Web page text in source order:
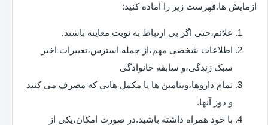
ازمایش ها.فهرست زیر را آماده کنید:
علائم،حتی اگر بی ارتباط به نوبت معاینه باشند.
اطلاعات شخصی مهم،از جمله استرس،تغییرات اخیر
سبک زندگی،و سابقه خانوادگی
تمام داروها،ویتامین ها یا مکمل هایی که مصرف می کنید
و دوز آنها.
با خود همراه داشته باشید.در صورت امکان،یکی از